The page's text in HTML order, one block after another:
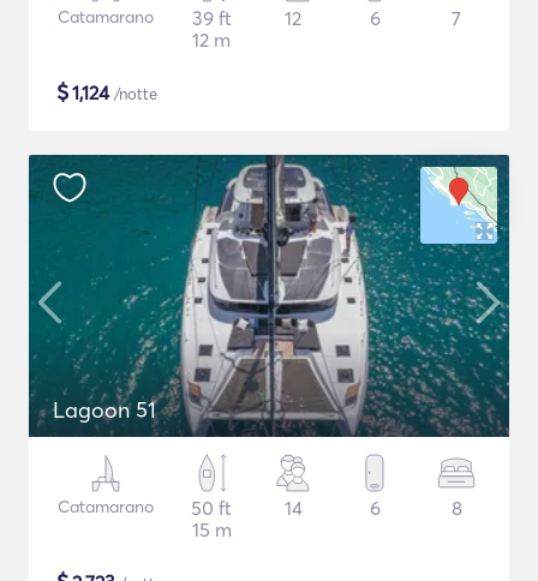
Catamarano
39 ft
12 m
12 6 7
$1,124/notte
Lagoon 51
Catamarano
50 ft
15 m
14 6 8